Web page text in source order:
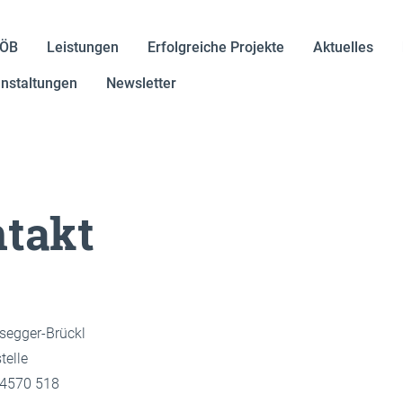
Leistungen Erfolgreiche Projekte Aktuelles
Newsletter
Brückl
518